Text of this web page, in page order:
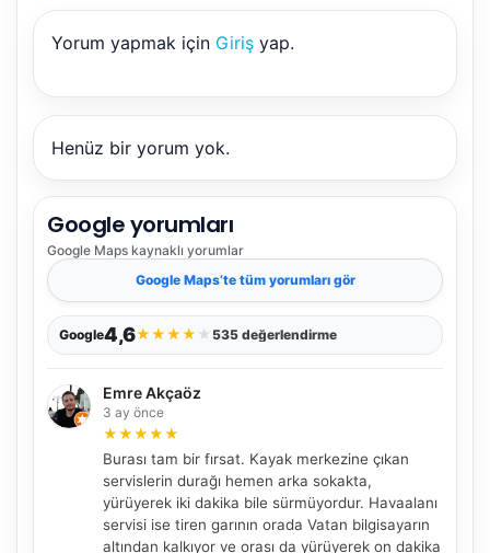
Yorum yapmak için Giriş yap.
Henüz bir yorum yok.
Google yorumları
Google Maps kaynaklı yorumlar
Google Maps’te tüm yorumları gör
Google4,6★★★★ ★ 535 değerlendirme
Emre Akçaöz
3 ay önce
★★★★★
Burası tam bir fırsat. Kayak merkezine çıkan
servislerin durağı hemen arka sokakta,
yürüyerek iki dakika bile sürmüyordur. Havaalanı
servisi ise tiren garının orada Vatan bilgisayarın
altından kalkıyor ve orası da yürüyerek on dakika